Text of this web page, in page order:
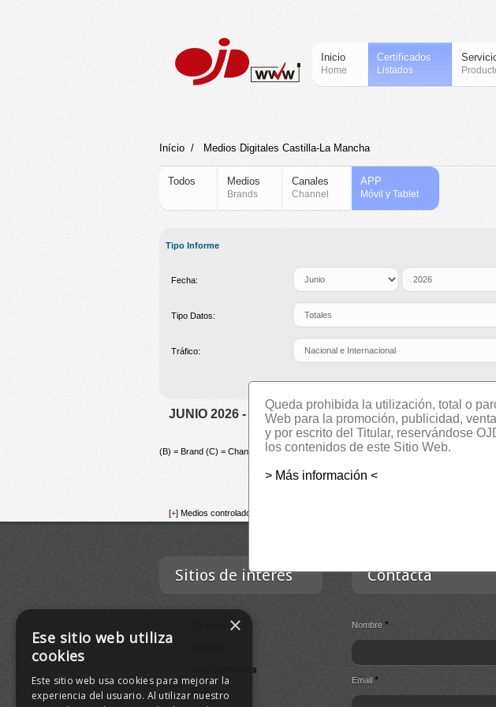
Inicio
Home
Certificados
Listados
Início / Medios Digitales Castilla-La Mancha
Todos Medios
Brands
Canales
Channel
APP
Móvil y Tablet
Tipo Informe
Fecha:
Tipo Datos:
Tráfico:
JUNIO 2026 - TOTALES - TRÁFICO NACIONAL E
(B) = Brand (C) = Channel
[+] Medios controlados con canales auditados.
Sitios de interés
Lista Certificados
Contacta
Nombre*
Email*
Queda prohibida la utilización, total o
Web para la promoción, publicidad,
y por escrito del Titular, reservándose
los contenidos de este Sitio Web.
> Más información <
×
Ese sitio web utiliza
cookies
Este sitio web usa cookies para mejorar la
experiencia del usuario. Al utilizar nuestro